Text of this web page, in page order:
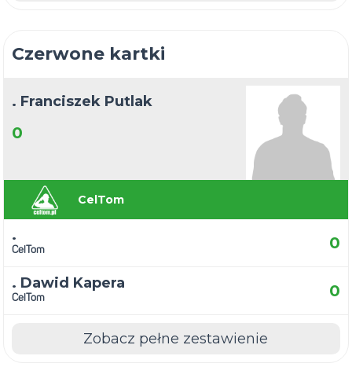
Czerwone kartki
. Franciszek Putlak
0
CelTom
.
CelTom 0
. Dawid Kapera
CelTom 0
Zobacz pełne zestawienie